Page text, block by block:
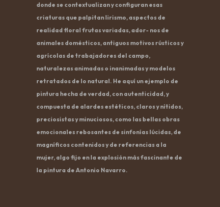
donde se contextualizan y configuran esas
criaturas que palpitan lirismo, aspectos de
realidad floral frutas variadas, ador- nos de
animales domésticos, antiguos motivos rústicos y
agrícolas de trabajadores del campo,
naturalezas animadas o inanimadas y modelos
retratados de lo natural. He aquí un ejemplo de
pintura hecha de verdad, con autenticidad, y
compuesta de alardes estéticos, claros y nítidos,
preciosistas y minuciosos, como las bellas obras
emocionales rebosantes de sinfonías lúcidas, de
magníficos contenidos y de referencias a la
mujer, algo fijo en la explosión más fascinante de
la pintura de Antonio Navarro.